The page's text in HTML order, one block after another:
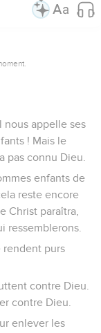
nous appelle ses
! Mais le
pas connu Dieu.
enfants de
reste encore
Christ paraîtra,
ressemblerons.
rendent purs
contre Dieu.
contre Dieu.
enlever les